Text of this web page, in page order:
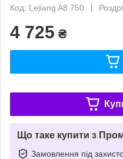
Код: Lejiang A8 750
4 725 ₴
Що таке купити з
Замовлення під